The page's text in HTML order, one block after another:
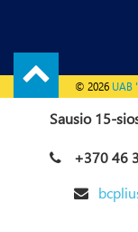
Sausio 15-
+370 46
© 2026 UAB